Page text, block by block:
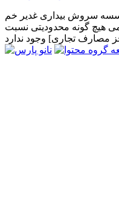
سروش بیداری غدیر خم
هیچ گونه محدودیتی نسبت